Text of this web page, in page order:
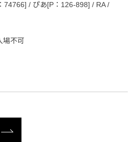
74766] / ぴあ[P：126-898] / RA /
場不可